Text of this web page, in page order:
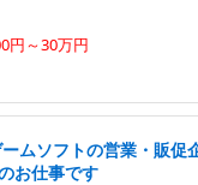
円～30万円
ムソフトの営業・販促
お仕事です